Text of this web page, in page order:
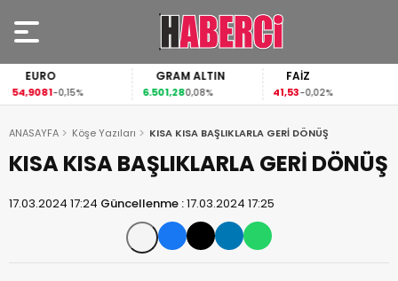
EURO
54,9081-0,15%
GRAM ALTIN
6.501,280,08%
FAİZ
41,53-0,02%
ANASAYFA Köşe Yazıları KISA KISA BAŞLIKLARLA GERİ DÖNÜŞ
KISA KISA BAŞLIKLARLA GERİ DÖNÜŞ
17.03.2024 17:24 Güncellenme :17.03.2024 17:25